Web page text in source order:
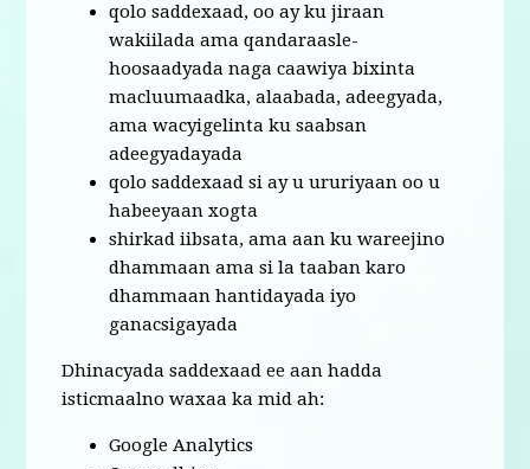
qolo saddexaad, oo ay ku jiraan
wakiilada ama qandaraasle-
hoosaadyada naga caawiya bixinta
macluumaadka, alaabada, adeegyada,
ama wacyigelinta ku saabsan
adeegyadayada
qolo saddexaad si ay u ururiyaan oo u
habeeyaan xogta
shirkad iibsata, ama aan ku wareejino
dhammaan ama si la taaban karo
dhammaan hantidayada iyo
ganacsigayada
Dhinacyada saddexaad ee aan hadda
isticmaalno waxaa ka mid ah:
Google Analytics